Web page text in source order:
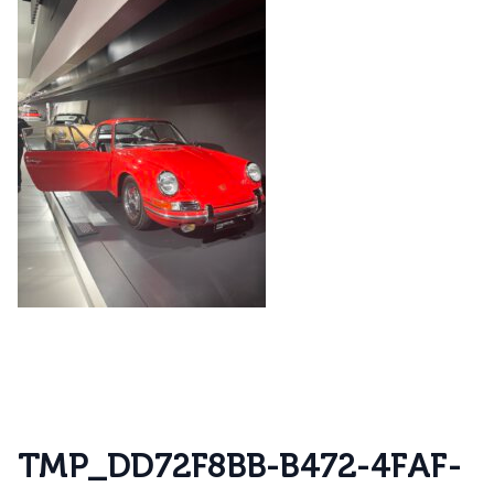
TMP_DD72F8BB-B472-4FAF-